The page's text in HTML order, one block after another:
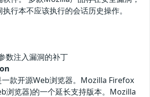
行本不应该执行的会话历史操作。
数注入漏洞的补丁
款开源Web浏览器。Mozilla Firefox
浏览器)的一个延长支持版本。Mozilla